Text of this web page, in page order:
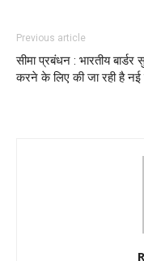
Previous article
सीमा प्रबंधन : भारतीय बार्डर
करने के लिए की जा रही है नई